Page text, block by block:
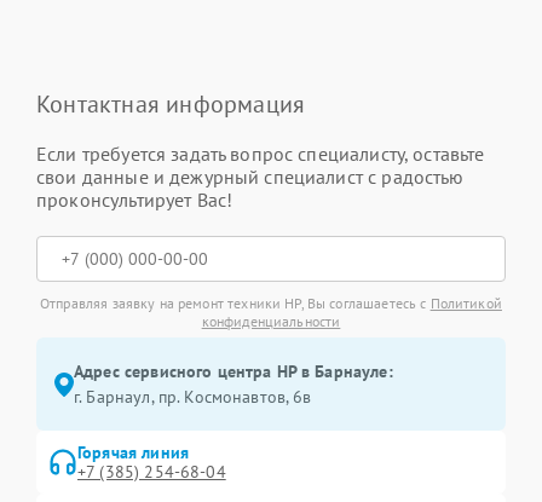
Контактная информация
Если требуется задать вопрос специалисту, оставьте
свои данные и дежурный специалист с радостью
проконсультирует Вас!
Отправляя заявку на ремонт техники HP, Вы соглашаетесь с Политикой
конфиденциальности
Адрес сервисного центра HP в Барнауле:
г. Барнаул, ​пр. Космонавтов, 6в
Горячая линия
+7 (385) 254-68-04